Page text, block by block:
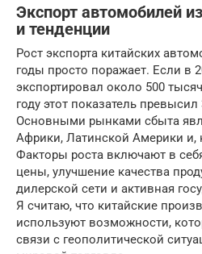
Экспорт автомобилей
и тенденции
Рост экспорта китайских
годы просто поражает. Если в
экспортировал около 500
году этот показатель
Основными рынками сбыта
Африки, Латинской Америки и,
Факторы роста включают в
цены, улучшение качества
дилерской сети и активная
Я считаю, что китайские
используют возможности,
связи с геополитической